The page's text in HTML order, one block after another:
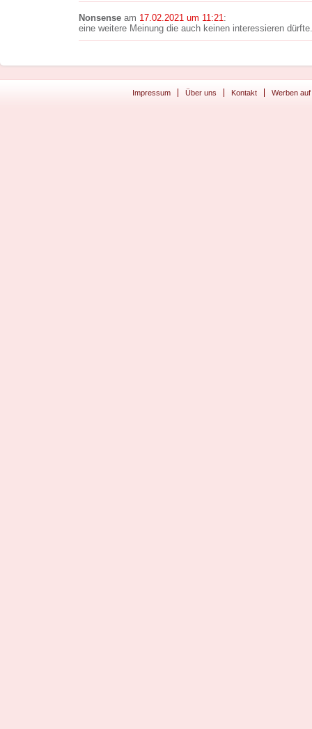
Nonsense am 17.02.2021 um 11:21:
eine weitere Meinung die auch keinen interessieren dürfte.
Impressum Über uns Kontakt Werben